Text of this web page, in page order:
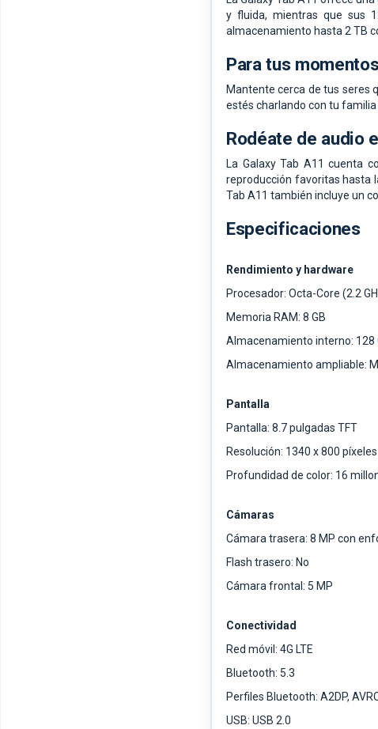
y fluida, mientras que sus
almacenamiento hasta 2 TB
Para tus
Mantente cerca de tus seres
estés charlando con tu
Rodéate de audio
La Galaxy Tab A11 cuenta
reproducción favoritas hasta
Tab A11 también incluye un
Especificaciones
Rendimiento y hardware
Procesador: Octa-Core (2.2
Memoria RAM: 8 GB
Almacenamiento interno: 128
Almacenamiento ampliable:
Pantalla
Pantalla: 8.7 pulgadas TFT
Resolución: 1340 x 800
Profundidad de color: 16
Cámaras
Cámara trasera: 8 MP con
Flash trasero: No
Cámara frontal: 5 MP
Conectividad
Red móvil: 4G LTE
Bluetooth: 5.3
Perfiles Bluetooth: A2DP,
USB: USB 2.0